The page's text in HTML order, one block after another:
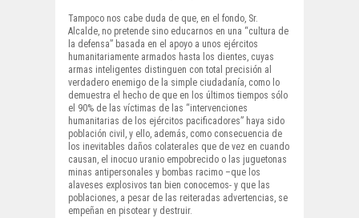
Tampoco nos cabe duda de que, en el fondo, Sr.
Alcalde, no pretende sino educarnos en una “cultura de
la defensa” basada en el apoyo a unos ejércitos
humanitariamente armados hasta los dientes, cuyas
armas inteligentes distinguen con total precisión al
verdadero enemigo de la simple ciudadanía, como lo
demuestra el hecho de que en los últimos tiempos sólo
el 90% de las víctimas de las “intervenciones
humanitarias de los ejércitos pacificadores” haya sido
población civil, y ello, además, como consecuencia de
los inevitables daños colaterales que de vez en cuando
causan, el inocuo uranio empobrecido o las juguetonas
minas antipersonales y bombas racimo –que los
alaveses explosivos tan bien conocemos- y que las
poblaciones, a pesar de las reiteradas advertencias, se
empeñan en pisotear y destruir.